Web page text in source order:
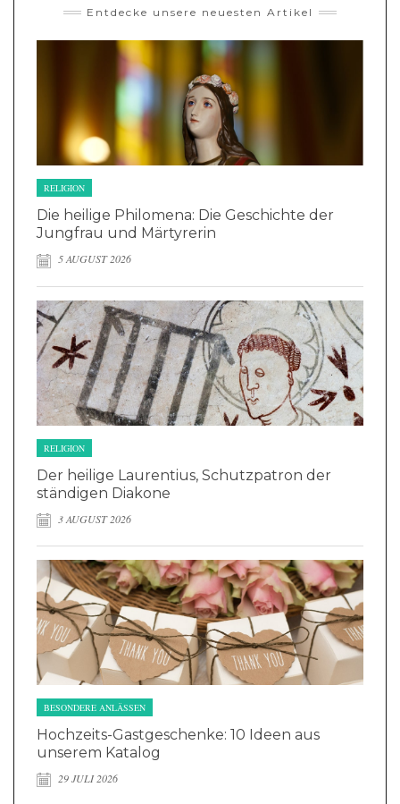
Entdecke unsere neuesten Artikel
RELIGION
Die heilige Philomena: Die Geschichte der
Jungfrau und Märtyrerin
5 AUGUST 2026
RELIGION
Der heilige Laurentius, Schutzpatron der
ständigen Diakone
3 AUGUST 2026
BESONDERE ANLÄSSEN
Hochzeits-Gastgeschenke: 10 Ideen aus
unserem Katalog
29 JULI 2026